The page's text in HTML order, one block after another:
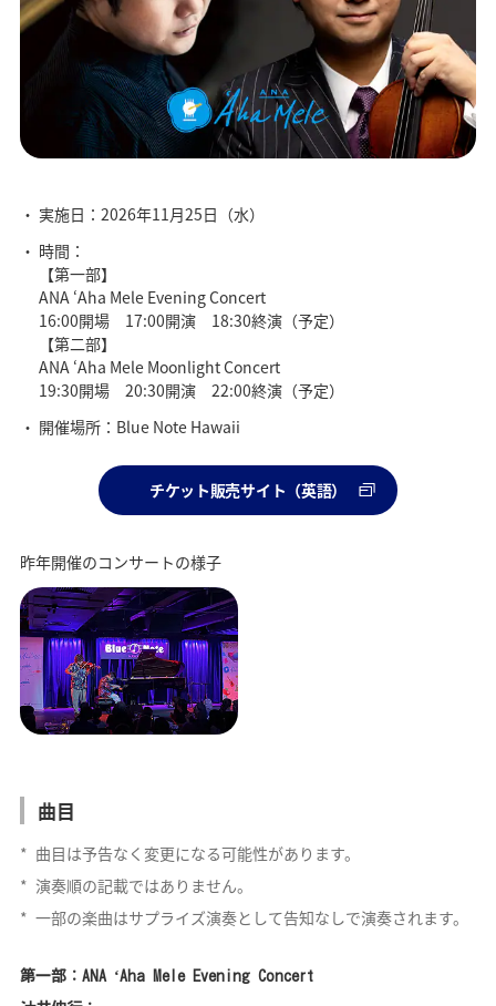
実施日：2026年11月25日（水）
時間：
【第一部】
ANA ʻAha Mele Evening Concert
16:00開場 17:00開演 18:30終演（予定）
【第二部】
ANA ʻAha Mele Moonlight Concert
19:30開場 20:30開演 22:00終演（予定）
開催場所：Blue Note Hawaii
チケット販売サイト（英語）
昨年開催のコンサートの様子
曲目
* 曲目は予告なく変更になる可能性があります。
* 演奏順の記載ではありません。
* 一部の楽曲はサプライズ演奏として告知なしで演奏されます。
第一部：ANA ʻAha Mele Evening Concert